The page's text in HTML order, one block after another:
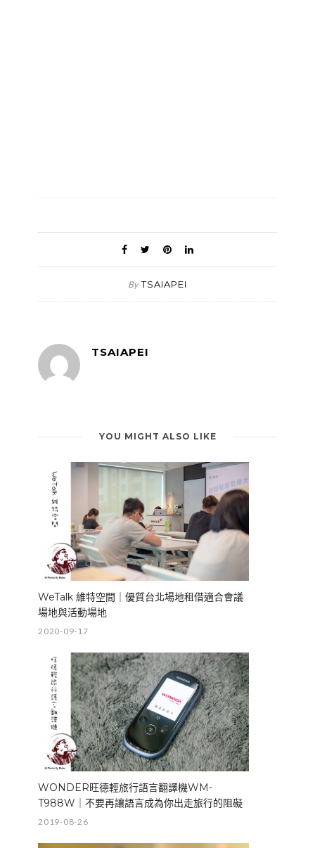
By TSAIAPEI
TSAIAPEI
YOU MIGHT ALSO LIKE
WeTalk 維特空間｜優質台北場地租借適合會議
場地與活動場地
2020-09-17
WONDER旺德輕旅行語言翻譯機WM-
T988W｜不要再讓語言成為你出走旅行的阻礙
2019-08-26